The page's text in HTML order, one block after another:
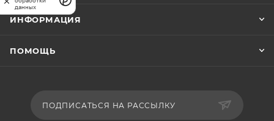
ИНФОРМАЦИЯ
ПОМОЩЬ
ПОДПИСАТЬСЯ НА РАССЫЛКУ
данных